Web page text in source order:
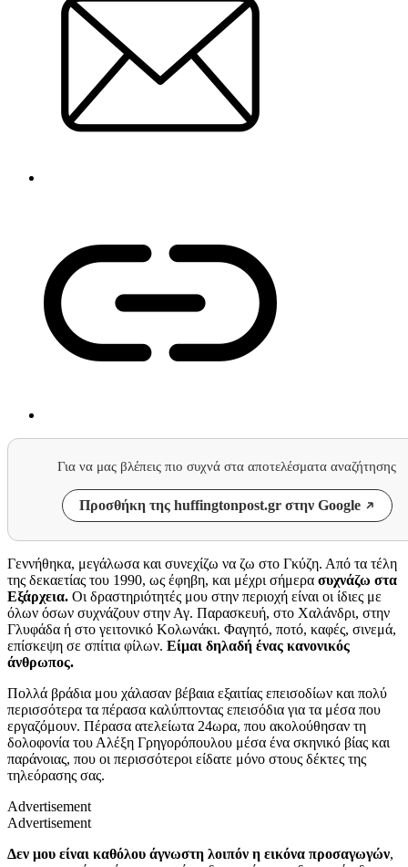
Για να μας βλέπεις πιο συχνά στα αποτελέσματα αναζήτησης
Προσθήκη της huffingtonpost.gr στην Google
Γεννήθηκα, μεγάλωσα και συνεχίζω να ζω στο Γκύζη. Από τα τέλη
της δεκαετίας του 1990, ως έφηβη, και μέχρι σήμερα συχνάζω στα
Εξάρχεια. Οι δραστηριότητές μου στην περιοχή είναι οι ίδιες με
όλων όσων συχνάζουν στην Αγ. Παρασκευή, στο Χαλάνδρι, στην
Γλυφάδα ή στο γειτονικό Κολωνάκι. Φαγητό, ποτό, καφές, σινεμά,
επίσκεψη σε σπίτια φίλων. Είμαι δηλαδή ένας κανονικός
άνθρωπος.
Πολλά βράδια μου χάλασαν βέβαια εξαιτίας επεισοδίων και πολύ
περισσότερα τα πέρασα καλύπτοντας επεισόδια για τα μέσα που
εργαζόμουν. Πέρασα ατελείωτα 24ωρα, που ακολούθησαν τη
δολοφονία του Αλέξη Γρηγορόπουλου μέσα ένα σκηνικό βίας και
παράνοιας, που οι περισσότεροι είδατε μόνο στους δέκτες της
τηλεόρασης σας.
Advertisement
Advertisement
Δεν μου είναι καθόλου άγνωστη λοιπόν η εικόνα προσαγωγών,